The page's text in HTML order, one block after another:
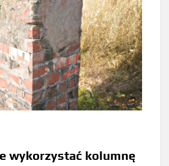
wykorzystać kolumnę